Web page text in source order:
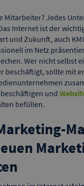
Mitarbeiter? Jedes
Internet ist der
und Zukunft, auch
im Netz
Wer nicht selbst
beschäftigt, sollte mit
und
befüllen.